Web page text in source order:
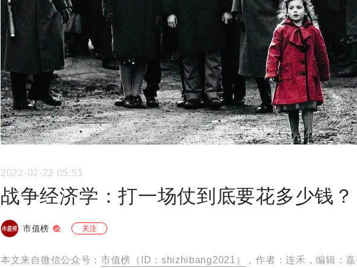
2022-02-22 05:53
战争经济学：打一场仗到底要花多少钱？
市值榜 关注
本文来自微信公众号： 市值榜（ID：shizhibang2021） ，作者：连禾，编辑：嘉